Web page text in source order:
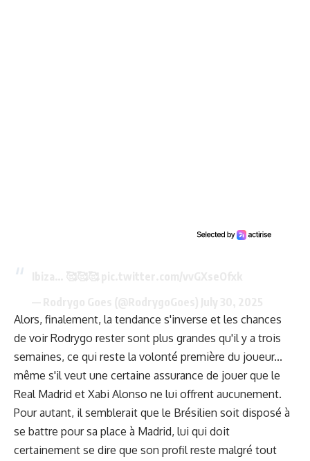
Alors, finalement, la tendance s'inverse et les chances
de voir Rodrygo rester sont plus grandes qu'il y a trois
semaines, ce qui reste la volonté première du joueur...
même s'il veut une certaine assurance de jouer que le
Real Madrid et Xabi Alonso ne lui offrent aucunement.
Pour autant, il semblerait que le Brésilien soit disposé à
se battre pour sa place à Madrid, lui qui doit
certainement se dire que son profil reste malgré tout